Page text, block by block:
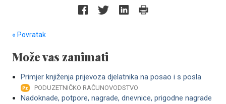
« Povratak
Može vas zanimati
Primjer knjiženja prijevoza djelatnika na posao i s posla
PODUZETNIČKO RAČUNOVODSTVO
Nadoknade, potpore, nagrade, dnevnice, prigodne nagrade